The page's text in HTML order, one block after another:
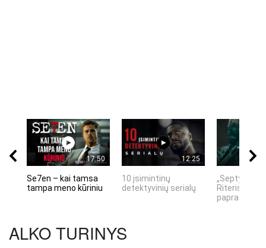
17:50
Se7en – kai tamsa
tampa meno kūriniu
12:25
10 įsimintinų
detektyvinių serialų
„Septynių
Riteris" – kai
ALKO TURINYS